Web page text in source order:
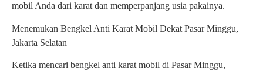
mobil Anda dari karat dan memperpanjang usia pakainya.
Menemukan Bengkel Anti Karat Mobil Dekat Pasar Minggu,
Jakarta Selatan
Ketika mencari bengkel anti karat mobil di Pasar Minggu,